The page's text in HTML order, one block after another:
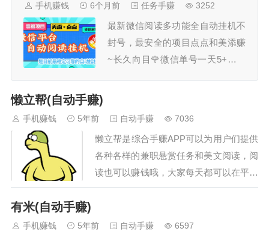
手机赚钱 6个月前 任务手赚 3252
最新微信阅读多功能全自动挂机不
封号，最安全的项目点点和美添赚
~长久向目🌹微信单号一天5+，多
微信和微信分身自动切换做任务脚
本包更新适配机型安卓7.0以上，雷
电模拟器均可。鸿蒙系统自测兼容
添赚账号，通过扫描下面二维码注
懒立帮(自动手赚)
手机赚钱 5年前 自动手赚 7036
懒立帮是综合手赚APP可以为用户们提供
各种各样的兼职悬赏任务和美文阅读，阅
读也可以赚钱哦，大家每天都可以在平台
里面来赚取零花钱的奖励，也是一个移动
轻松获得奖励，这里的各种任务类型丰
有米(自动手赚)
手机赚钱 5年前 自动手赚 6597